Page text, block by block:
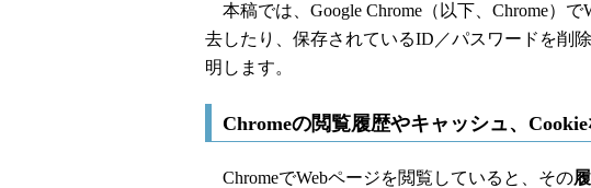
本稿では、Google Chrome（以下、Chrome）
去したり、保存されているID／パスワードを削
明します。
Chromeの閲覧履歴やキャッシュ、
ChromeでWebページを閲覧していると、その